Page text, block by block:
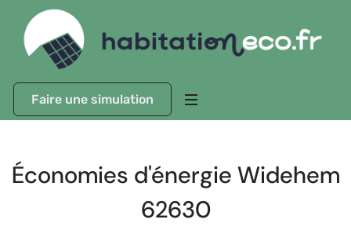
Faire une simulation
Économies d'énergie Widehem
62630